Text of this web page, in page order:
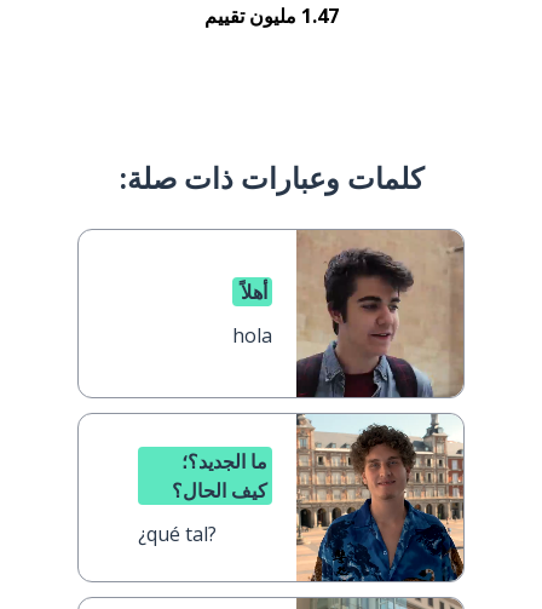
1.47 مليون تقييم
كلمات وعبارات ذات صلة:
أهلاً
hola
ما الجديد؟؛
كيف الحال؟
¿qué tal?